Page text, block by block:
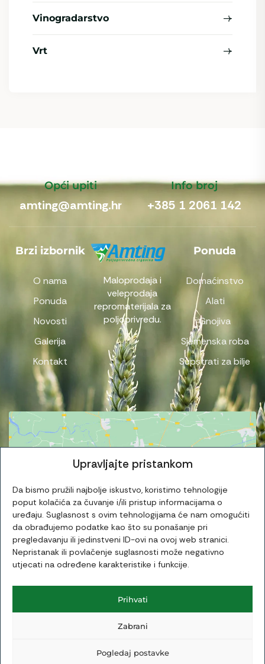
Upravljajte pristankom
Da bismo pružili najbolje iskustvo, koristimo tehnologije
poput kolačića za čuvanje i/ili pristup informacijama o
uređaju. Suglasnost s ovim tehnologijama će nam omogućiti
da obrađujemo podatke kao što su ponašanje pri
pregledavanju ili jedinstveni ID-ovi na ovoj web stranici.
Nepristanak ili povlačenje suglasnosti može negativno
utjecati na određene karakteristike i funkcije.
Prihvati
Zabrani
Pogledaj postavke
Vinogradarstvo
Vrt
Opći upiti
amting@amting.hr
Info broj
+385 1 2061 142
Maloprodaja i
veleprodaja
repromaterijala za
poljoprivredu.
Ponuda
Domaćinstvo
Alati
Gnojiva
Sjemenska roba
Supstrati za bilje
Brzi izbornik
O nama
Ponuda
Novosti
Galerija
Kontakt
Kliknite da biste prihvatili marketing
kolačiće i omogućili ovaj sadržaj
© 2024 Amting d.o.o. | Website by